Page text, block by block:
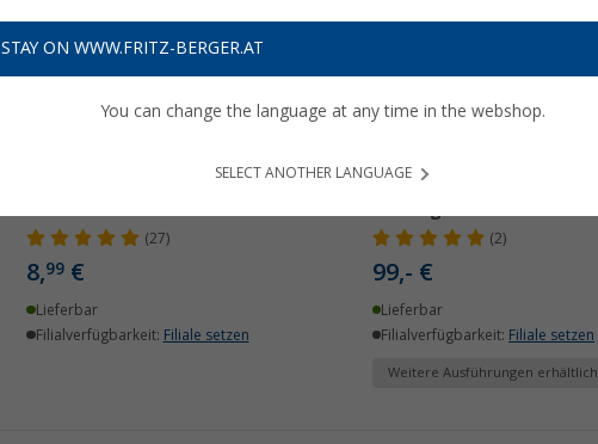
(27)
8,99 €
Lieferbar
Filialverfügbarkeit: Filiale setzen
(2)
99,- €
Lieferbar
Filialverfügbarkeit: Filiale setzen
Weitere Ausführungen erhältlich
STAY ON WWW.FRITZ-BERGER.AT
You can change the language at any time in the webshop.
SELECT ANOTHER LANGUAGE